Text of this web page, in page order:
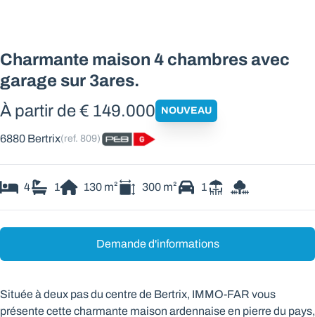
Charmante maison 4 chambres avec
garage sur 3ares.
À partir de € 149.000 NOUVEAU
6880 Bertrix(ref.809)
4 1 130m² 300m² 1
Demande d'informations
Située à deux pas du centre de Bertrix, IMMO-FAR vous
présente cette charmante maison ardennaise en pierre du pays,